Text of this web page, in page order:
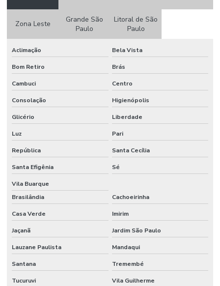
Uniforme hospitalar recepção
Uniforme nr10
Uniforme nr10 classe 2
Uniforme nr10 personalizado
Uniforme nr10 risco 2
Uniforme nr10 em são paulo
Uniforme nr10 em sp
Uniformes jaleco e calça
Uniformes profissionais jalecos
Venda jalecos bordados
Zona Leste
Grande São
Paulo
Litoral de São
Paulo
Aclimação Bela Vista
Bom Retiro Brás
Cambuci Centro
Consolação Higienópolis
Glicério Liberdade
Luz Pari
República Santa Cecília
Santa Efigênia Sé
Vila Buarque
Brasilândia
Cachoeirinha
Casa Verde Imirim
Jaçanã Jardim São Paulo
Lauzane Paulista Mandaqui
Santana Tremembé
Tucuruvi Vila Guilherme